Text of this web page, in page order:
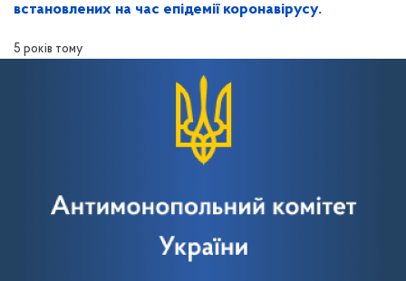
встановлених на час епідемії коронавірусу.
5 років тому